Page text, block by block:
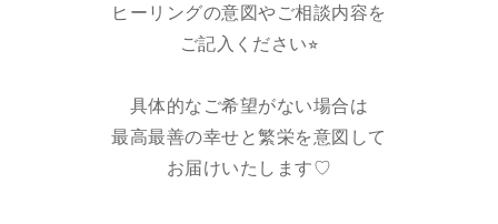
ヒーリングの意図やご相談内容を
ご記入ください⭐︎
具体的なご希望がない場合は
最高最善の幸せと繁栄を意図して
お届けいたします♡